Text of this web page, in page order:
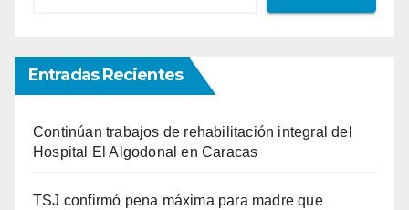
Entradas Recientes
Continúan trabajos de rehabilitación integral del
Hospital El Algodonal en Caracas
TSJ confirmó pena máxima para madre que